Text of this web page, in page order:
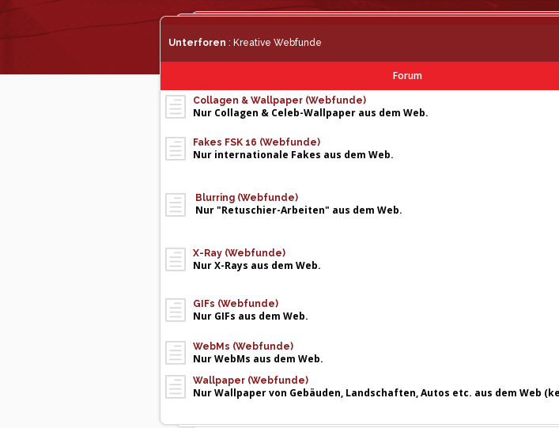
Unterforen : Kreative Webfunde
Forum
Collagen & Wallpaper (Webfunde)
Nur Collagen & Celeb-Wallpaper aus dem Web.
Fakes FSK 16 (Webfunde)
Nur internationale Fakes aus dem Web.
Blurring (Webfunde)
Nur "Retuschier-Arbeiten" aus dem Web.
X-Ray (Webfunde)
Nur X-Rays aus dem Web.
GIFs (Webfunde)
Nur GIFs aus dem Web.
WebMs (Webfunde)
Nur WebMs aus dem Web.
Wallpaper (Webfunde)
Nur Wallpaper von Gebäuden, Landschaften, Autos etc. aus dem Web